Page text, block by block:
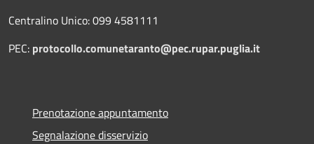
Centralino Unico: 099 4581111
PEC: protocollo.comunetaranto@pec.rupar.puglia.it
Prenotazione appuntamento
Segnalazione disservizio